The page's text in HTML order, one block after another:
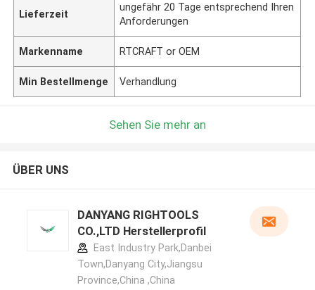
Lieferzeit
ungefähr 20 Tage entsprechend Ihren
Anforderungen
Markenname RTCRAFT or OEM
Min Bestellmenge Verhandlung
Sehen Sie mehr an
ÜBER UNS
DANYANG RIGHTOOLS
CO.,LTD Herstellerprofil
East Industry Park,Danbei
Town,Danyang City,Jiangsu
Province,China ,China